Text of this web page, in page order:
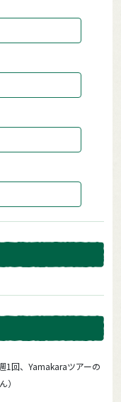
1回、Yamakaraツアーの
）